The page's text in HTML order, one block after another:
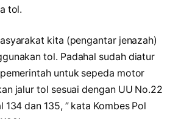
tol.
kita (pengantar jenazah)
tol. Padahal sudah diatur
untuk sepeda motor
jalur tol sesuai dengan UU No.22
134 dan 135, ” kata Kombes Pol